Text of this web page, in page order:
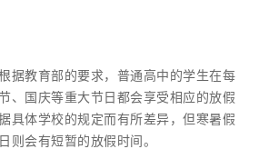
据教育部的要求，普通高中的学生在每
、国庆等重大节日都会享受相应的放假
具体学校的规定而有所差异，但寒暑假
则会有短暂的放假时间。